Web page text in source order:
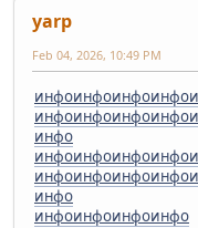
yarp
Feb 04, 2026, 10:49 PM
инфоинфоинфоинфо
инфоинфоинфоинфо
инфо
инфоинфоинфоинфо
инфоинфоинфоинфо
инфо
инфоинфоинфоинфо